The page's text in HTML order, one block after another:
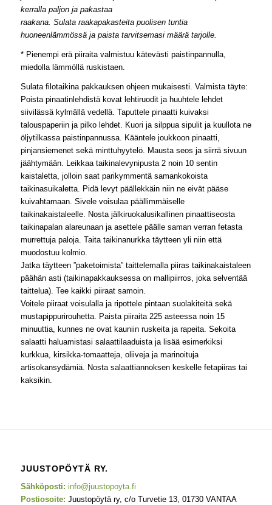
kerralla paljon ja pakastaa
raakana. Sulata raakapakasteita puolisen tuntia
huoneenlämmössä ja paista tarvitsemasi määrä tarjolle.
* Pienempi erä piiraita valmistuu kätevästi paistinpannulla,
miedolla lämmöllä ruskistaen.
Sulata filotaikina pakkauksen ohjeen mukaisesti. Valmista täyte:
Poista pinaatinlehdistä kovat lehtiruodit ja huuhtele lehdet
siivilässä kylmällä vedellä. Taputtele pinaatti kuivaksi
talouspaperiin ja pilko lehdet. Kuori ja silppua sipulit ja kuullota ne
öljytilkassa paistinpannussa. Kääntele joukkoon pinaatti,
pinjansiemenet sekä minttuhyytelö. Mausta seos ja siirrä sivuun
jäähtymään. Leikkaa taikinalevynipusta 2 noin 10 sentin
kaistaletta, jolloin saat parikymmentä samankokoista
taikinasuikaletta. Pidä levyt päällekkäin niin ne eivät pääse
kuivahtamaan. Sivele voisulaa päällimmäiselle
taikinakaistaleelle. Nosta jälkiruokalusikallinen pinaattiseosta
taikinapalan alareunaan ja asettele päälle saman verran fetasta
murrettuja paloja. Taita taikinanurkka täytteen yli niin että
muodostuu kolmio.
Jatka täytteen ”paketoimista” taittelemalla piiras taikinakaistaleen
päähän asti (taikinapakkauksessa on mallipiirros, joka selventää
taittelua). Tee kaikki piiraat samoin.
Voitele piiraat voisulalla ja ripottele pintaan suolakiteitä sekä
mustapippurirouhetta. Paista piiraita 225 asteessa noin 15
minuuttia, kunnes ne ovat kauniin ruskeita ja rapeita. Sekoita
salaatti haluamistasi salaattilaaduista ja lisää esimerkiksi
kurkkua, kirsikka-tomaatteja, oliiveja ja marinoituja
artisokansydämiä. Nosta salaattiannoksen keskelle fetapiiras tai
kaksikin.
JUUSTOPÖYTÄ RY.
Sähköposti: info@juustopoyta.fi
Postiosoite: Juustopöytä ry, c/o Turvetie 13, 01730 VANTAA